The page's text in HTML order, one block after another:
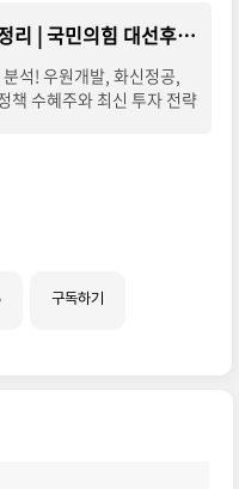
김문수 관련주 총정리 | 국민의힘 대선후보 정책 수혜주 투자 전략 분석 (2025 최신)
석! 우원개발, 화신정공,
책 수혜주와 최신 투자 전략
구독하기